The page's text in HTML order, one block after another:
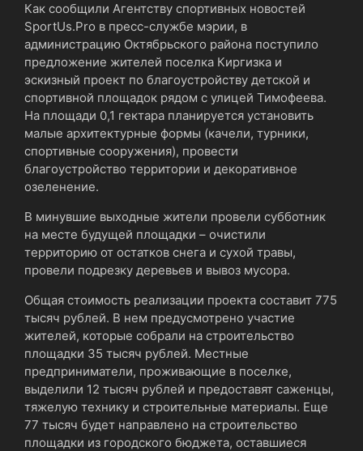
Как сообщили Агентству спортивных новостей
SportUs.Pro в пресс-службе мэрии, в
администрацию Октябрьского района поступило
предложение жителей поселка Киргизка и
эскизный проект по благоустройству детской и
спортивной площадок рядом с улицей Тимофеева.
На площади 0,1 гектара планируется установить
малые архитектурные формы (качели, турники,
спортивные сооружения), провести
благоустройство территории и декоративное
озеленение.
В минувшие выходные жители провели субботник
на месте будущей площадки – очистили
территорию от остатков снега и сухой травы,
провели подрезку деревьев и вывоз мусора.
Общая стоимость реализации проекта составит 775
тысяч рублей. В нем предусмотрено участие
жителей, которые собрали на строительство
площадки 35 тысяч рублей. Местные
предприниматели, проживающие в поселке,
выделили 12 тысяч рублей и предоставят саженцы,
тяжелую технику и строительные материалы. Еще
77 тысяч будет направлено на строительство
площадки из городского бюджета, оставшиеся